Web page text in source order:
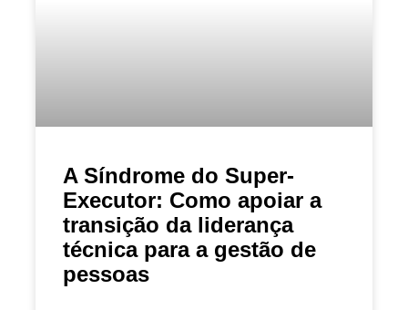
A Síndrome do Super-
Executor: Como apoiar a
transição da liderança
técnica para a gestão de
pessoas